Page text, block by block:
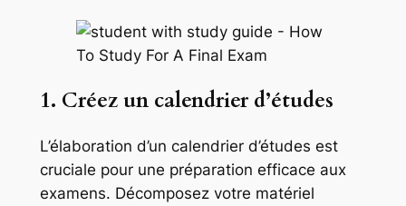
1. Créez un calendrier d’études
L’élaboration d’un calendrier d’études est
cruciale pour une préparation efficace aux
examens. Décomposez votre matériel